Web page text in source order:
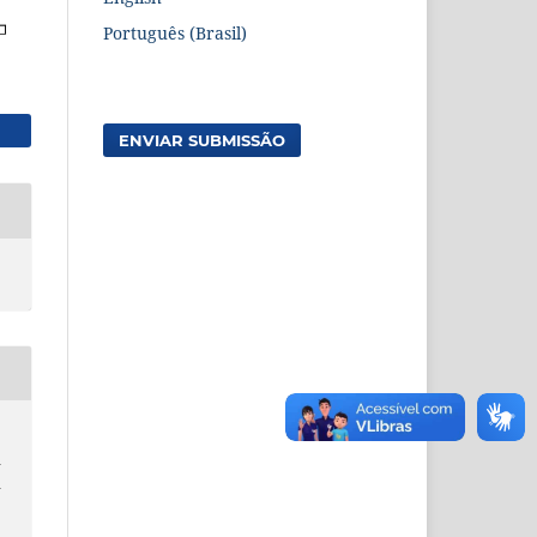
Português (Brasil)
ENVIAR SUBMISSÃO